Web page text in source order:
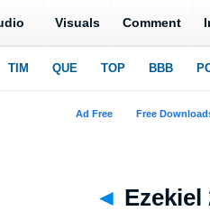
◄ Ezekiel